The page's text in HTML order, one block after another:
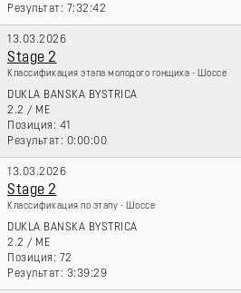
7:32:42
13.03.2026
Stage 2
Классификация этапа молодого гонщика - Шоссе
DUKLA BANSKA BYSTRICA
2.2 / ME
41
0:00:00
13.03.2026
Stage 2
Классификация по этапу - Шоссе
DUKLA BANSKA BYSTRICA
2.2 / ME
72
3:39:29